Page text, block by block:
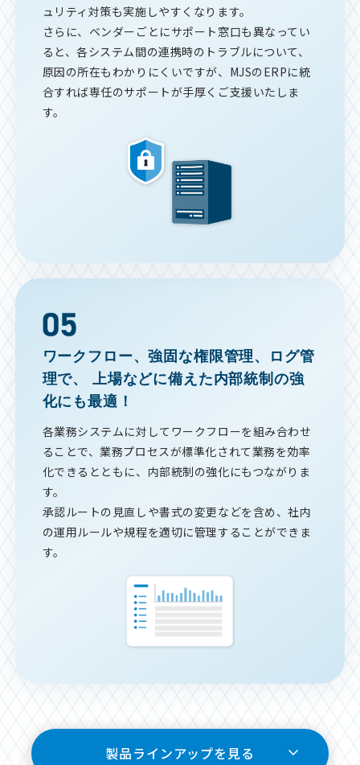
ュリティ対策も実施しやすくなります。
さらに、ベンダーごとにサポート窓口も異なってい
ると、各システム間の連携時のトラブルについて、
原因の所在もわかりにくいですが、MJSのERPに統
合すれば専任のサポートが手厚くご支援いたしま
す。
ワークフロー、強固な権限管理、ログ管
理で、
上場などに備えた内部統制の強
化にも最適！
各業務システムに対してワークフローを組み合わせ
ることで、業務プロセスが標準化されて業務を効率
化できるとともに、内部統制の強化にもつながりま
す。
承認ルートの見直しや書式の変更などを含め、社内
の運用ルールや規程を適切に管理することができま
す。
製品ラインアップを見る